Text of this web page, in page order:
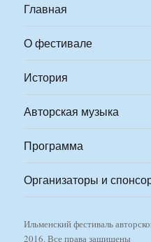
Главная
О фестивале
История
Авторская музыка
Программа
Организаторы и
Ильменский фестиваль
2016. Все права защищены